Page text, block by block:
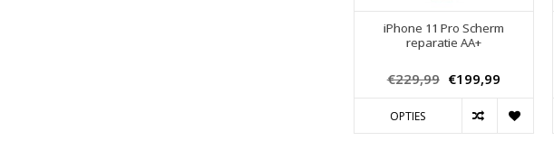
iPhone 11 Pro Scherm
reparatie AA+
€229,99 €199,99
OPTIES